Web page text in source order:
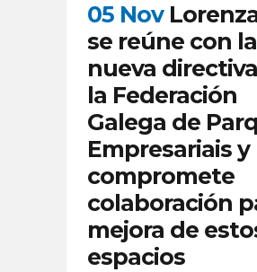
05 Nov
se reúne con la
nueva
la Federación
Galega de
Empresariais y
compromete
colaboración
mejora de
espacios